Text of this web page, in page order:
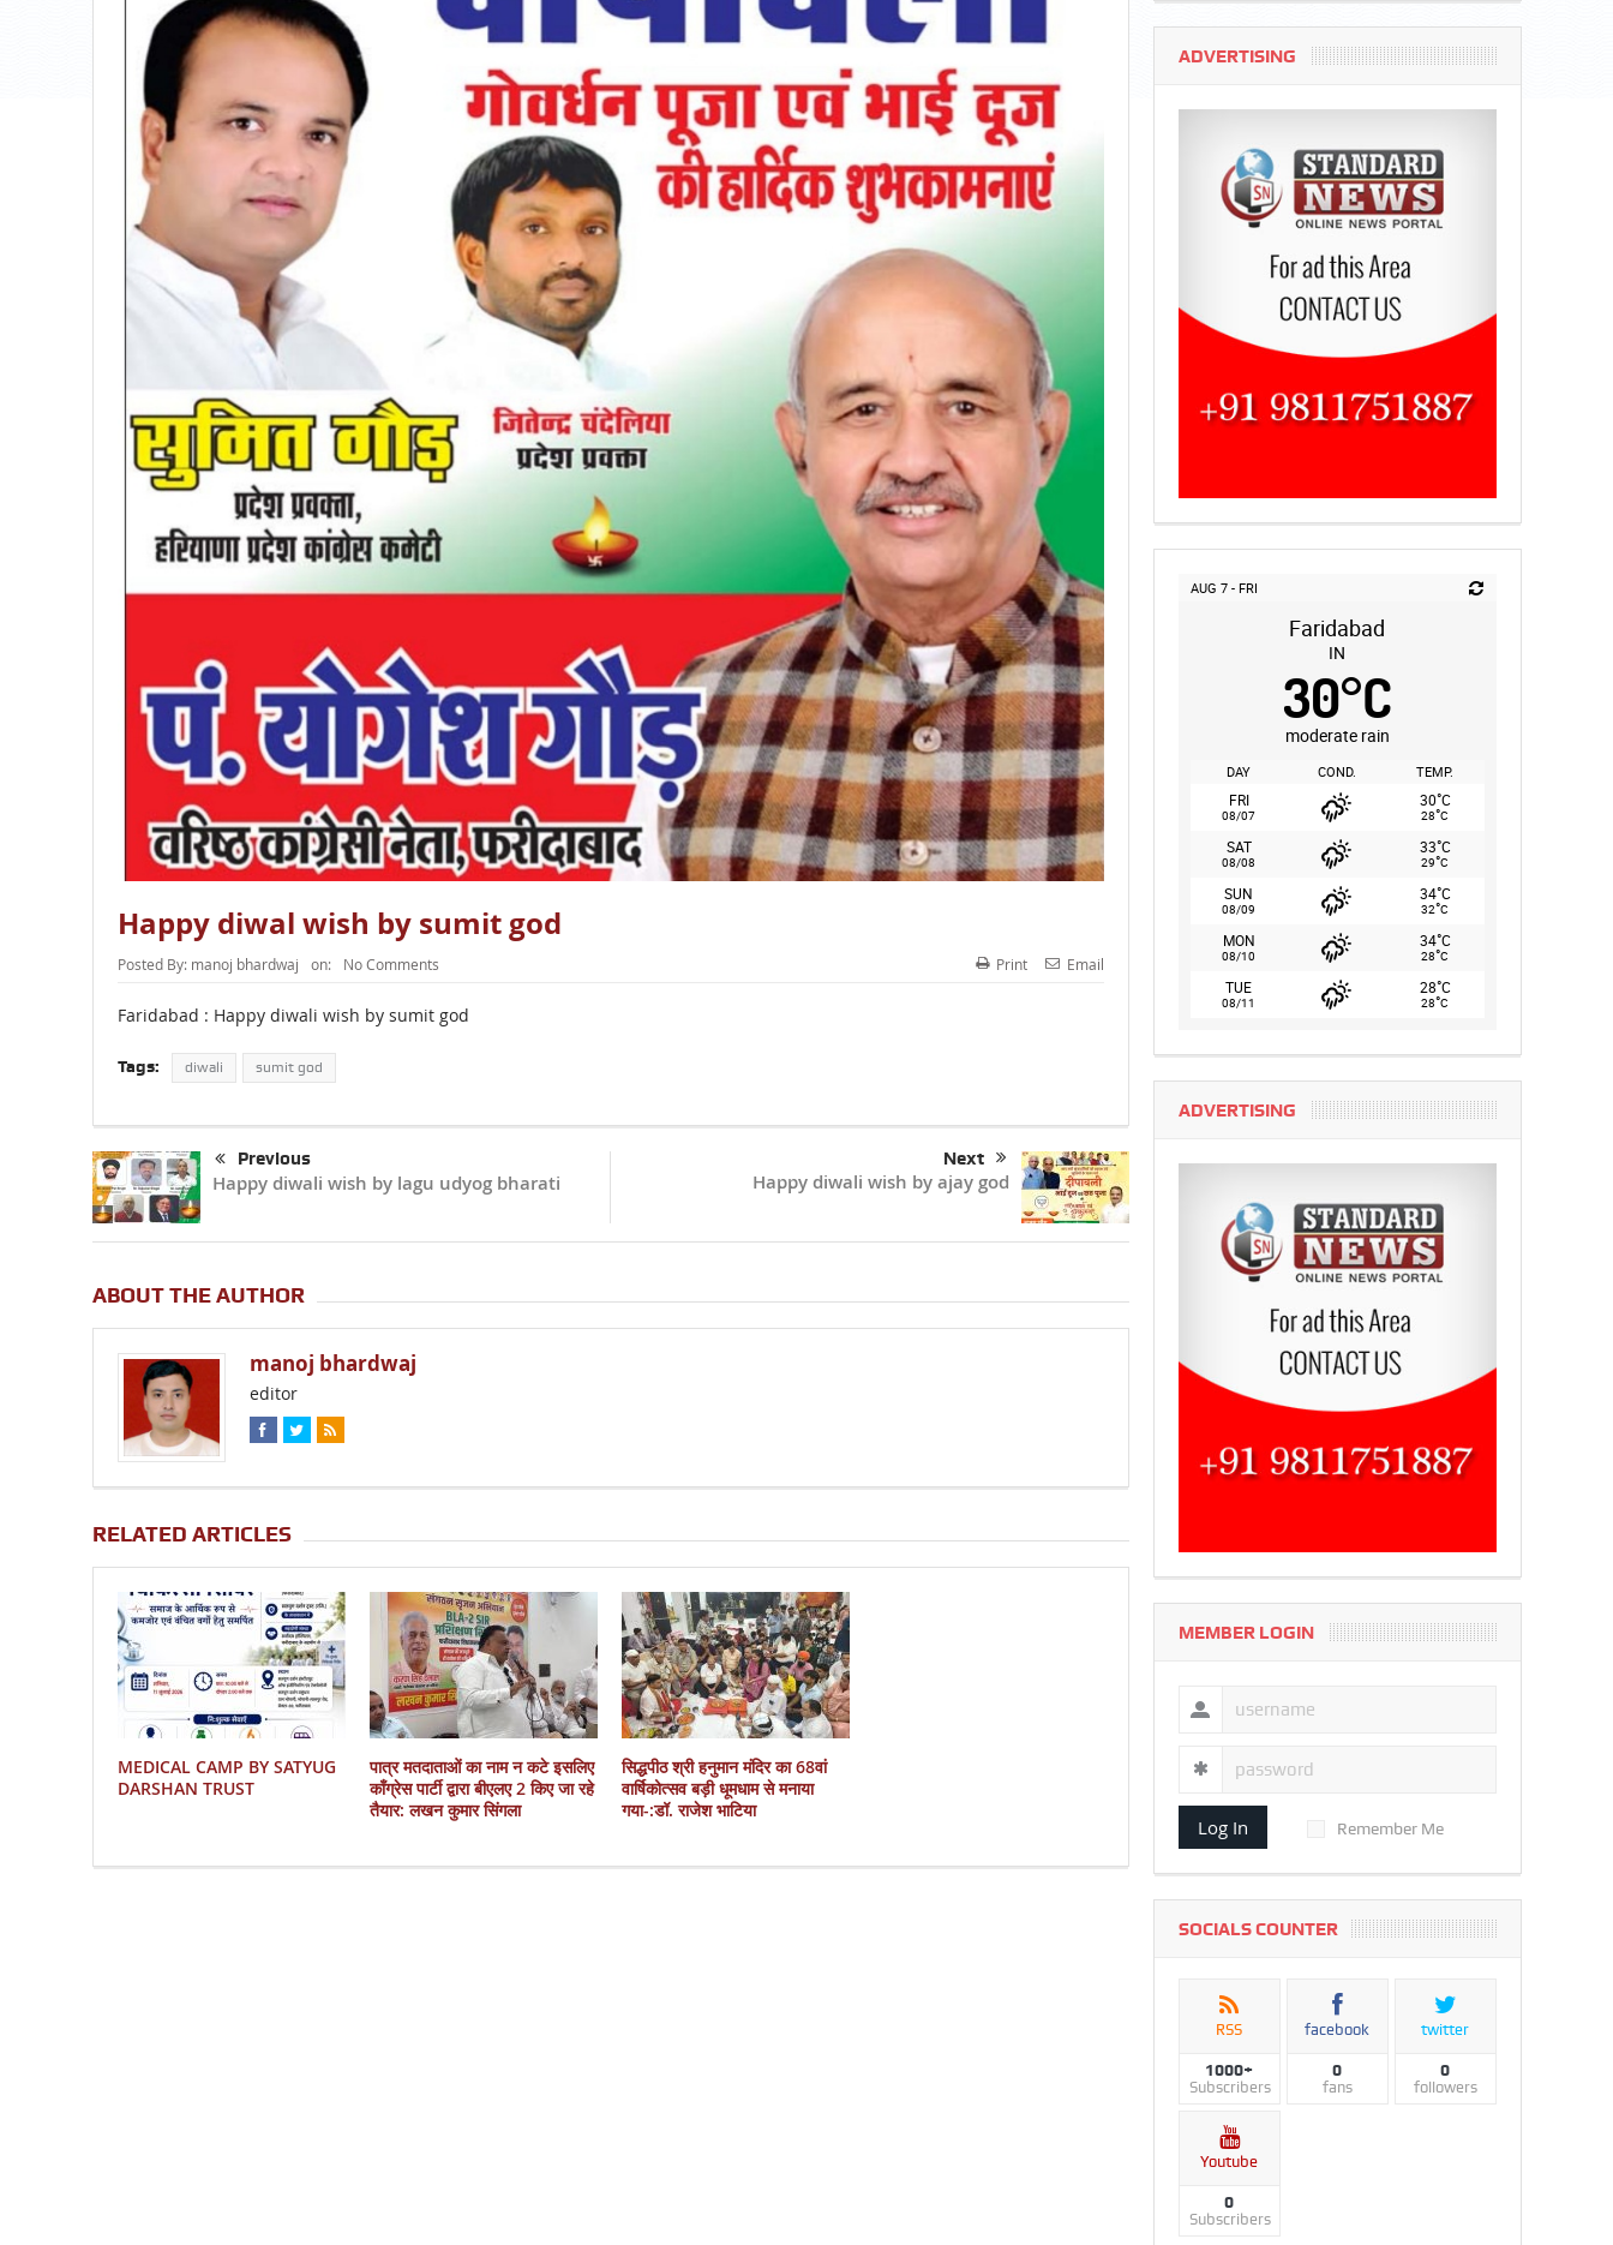
Happy diwal wish by sumit god
Posted By: manoj bhardwaj on: No Comments Print Email
Faridabad : Happy diwali wish by sumit god
Tags: diwali sumit god
Previous
Happy diwali wish by lagu udyog bharati
Next
Happy diwali wish by ajay god
ABOUT THE AUTHOR
manoj bhardwaj
editor
RELATED ARTICLES
MEDICAL CAMP BY SATYUG
DARSHAN TRUST
पात्र मतदाताओं का नाम न कटे इसलिए
काँग्रेस पार्टी द्वारा बीएलए 2 किए जा रहे
तैयार: लखन कुमार सिंगला
सिद्धपीठ श्री हनुमान मंदिर का 68वां
वार्षिकोत्सव बड़ी धूमधाम से मनाया
गया-:डॉ. राजेश भाटिया
ADVERTISING
AUG 7 - FRI
Faridabad
IN
30°C
moderate rain
DAY COND. TEMP.
FRI
08/07
30°C
28°C
SAT
08/08
33°C
29°C
SUN
08/09
34°C
32°C
MON
08/10
34°C
28°C
TUE
08/11
28°C
28°C
ADVERTISING
MEMBER LOGIN
Log In Remember Me
SOCIALS COUNTER
RSS
1000+
Subscribers
facebook
0
fans
twitter
0
followers
Youtube
0
Subscribers